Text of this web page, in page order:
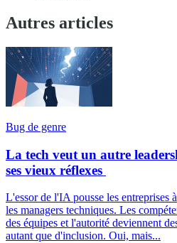
Autres articles
Bug de genre
La tech veut un autre
ses vieux réflexes
L'essor de l'IA pousse les entreprises
les managers techniques. Les
des équipes et l'autorité deviennent
autant que d'inclusion. Oui, mais...